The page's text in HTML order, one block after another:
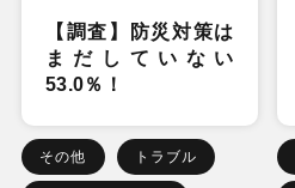
【調査】防災対策は
まだしていない
53.0％！
その他 トラブル